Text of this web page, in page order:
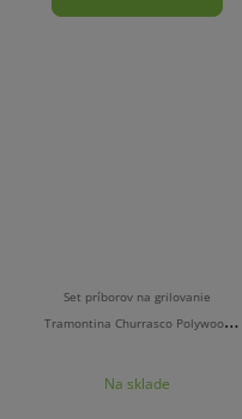
Set príborov na grilovanie
Tramontina Churrasco Polywood
Na sklade